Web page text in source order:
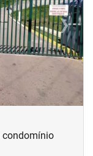
›Next
condomínio